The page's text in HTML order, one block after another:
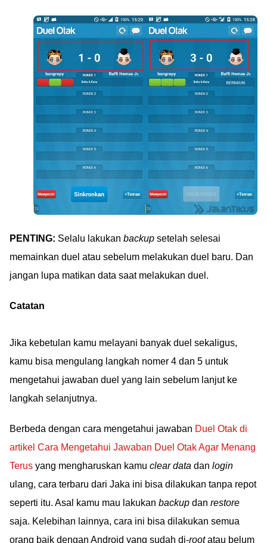
PENTING: Selalu lakukan backup setelah selesai
memainkan duel atau sebelum melakukan duel baru. Dan
jangan lupa matikan data saat melakukan duel.
Catatan
Jika kebetulan kamu melayani banyak duel sekaligus,
kamu bisa mengulang langkah nomer 4 dan 5 untuk
mengetahui jawaban duel yang lain sebelum lanjut ke
langkah selanjutnya.
Berbeda dengan cara mengetahui jawaban Duel Otak di
artikel Cara Mengetahui Jawaban Duel Otak Agar Menang
Terus yang mengharuskan kamu clear data dan login
ulang, cara terbaru dari Jaka ini bisa dilakukan tanpa repot
seperti itu. Asal kamu mau lakukan backup dan restore
saja. Kelebihan lainnya, cara ini bisa dilakukan semua
orang baik dengan Android yang sudah di-rootatau belum